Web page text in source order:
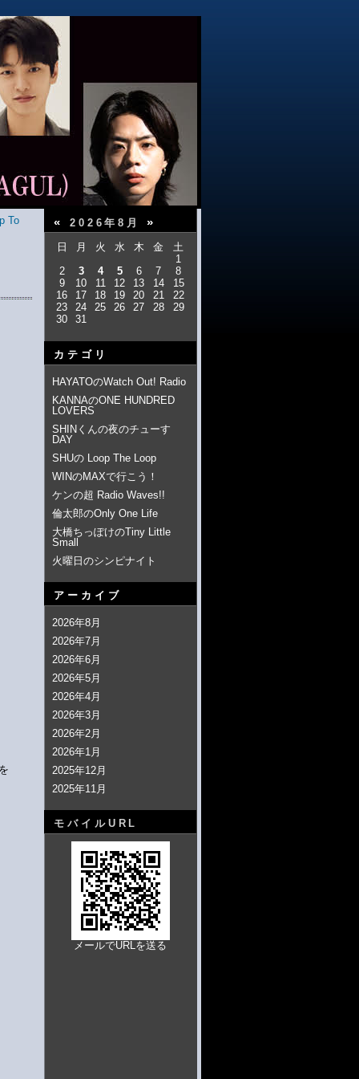
To « 2026年8月 »
日 月 火 水 木 金
土
1
2
3 4 5 6 7
8
9
10 11 12 13 14
15
16
17 18 19 20 21
22
23
24 25 26 27 28
29
30
31
カテゴリ
HAYATOのWatch Out! Radio
KANNAのONE HUNDRED
LOVERS
SHINくんの夜のチューす
DAY
SHUの Loop The Loop
WINのMAXで行こう！
ケンの超 Radio Waves!!
倫太郎のOnly One Life
大橋ちっぽけのTiny Little
Small
火曜日のシンピナイト
アーカイブ
2026年8月
2026年7月
2026年6月
2026年5月
2026年4月
2026年3月
2026年2月
2026年1月
2025年12月
2025年11月
モバイルURL
メールでURLを送る